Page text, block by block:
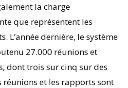
la charge
que représentent les
L’année dernière, le système
27.000 réunions et
dont trois sur cinq sur des
réunions et les rapports sont